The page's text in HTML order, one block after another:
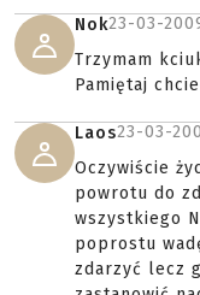
Nok23-03-
Trzymam
Pamiętaj
Laos23-03-
Oczywiście
powrotu do
wszystkiego
poprostu
zdarzyć lecz